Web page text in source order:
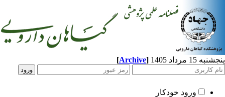
مرداد 1405 [Archive]
ورود خودکار